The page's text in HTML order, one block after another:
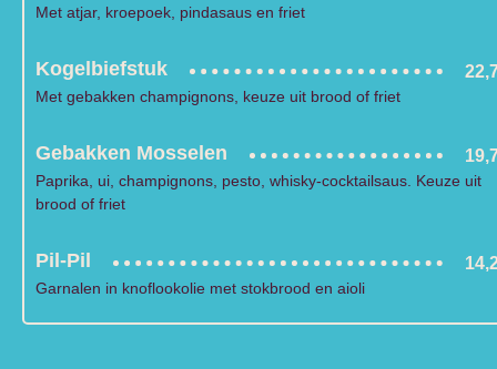
Met atjar, kroepoek, pindasaus en friet
Kogelbiefstuk
Met gebakken champignons, keuze uit brood of friet
Gebakken Mosselen
Paprika, ui, champignons, pesto, whisky-cocktailsaus. Keuze uit
brood of friet
Pil-Pil
Garnalen in knoflookolie met stokbrood en aioli